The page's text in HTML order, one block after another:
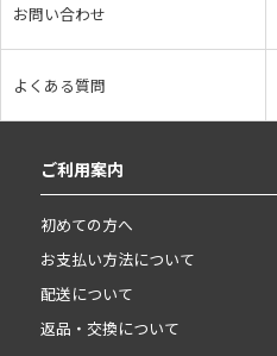
お問い合わせ
よくある質問
ご利用案内
初めての方へ
お支払い方法について
配送について
返品・交換について